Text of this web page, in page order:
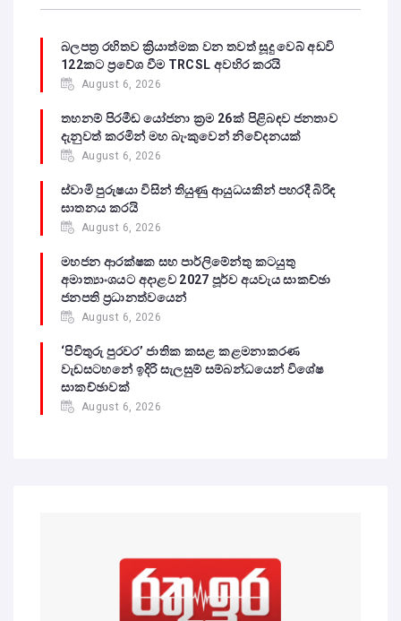
බලපත්‍ර රහිතව ක්‍රියාත්මක වන තවත් සූදු වෙබ් අඩවි
122කට ප්‍රවේශ වීම TRCSL අවහිර කරයි
August 6, 2026
තහනම් පිරමීඩ යෝජනා ක්‍රම 26ක් පිළිබඳව ජනතාව
දැනුවත් කරමින් මහ බැංකුවෙන් නිවේදනයක්
August 6, 2026
ස්වාමි පුරුෂයා විසින් තියුණු ආයුධයකින් පහරදී බිරිඳ
ඝාතනය කරයි
August 6, 2026
මහජන ආරක්ෂක සහ පාර්ලිමේන්තු කටයුතු
අමාත්‍යාංශයට අදාළව 2027 පූර්ව අයවැය සාකච්ඡා
ජනපති ප්‍රධානත්වයෙන්
August 6, 2026
‘පිවිතුරු පුරවර’ ජාතික කසළ කළමනාකරණ
වැඩසටහනේ ඉදිරි සැලසුම් සම්බන්ධයෙන් විශේෂ
සාකච්ඡාවක්
August 6, 2026